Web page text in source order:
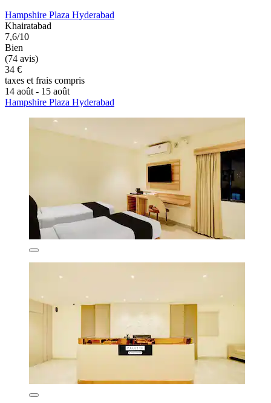
Hampshire Plaza Hyderabad
Khairatabad
7,6/10
Bien
(74 avis)
34 €
taxes et frais compris
14 août - 15 août
Hampshire Plaza Hyderabad